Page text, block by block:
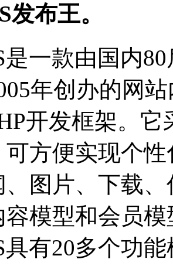
布王。
是一款由国内
年创办的网
开发框架。
可方便实现个
、图片、下载
容模型和会员
具有20多个功